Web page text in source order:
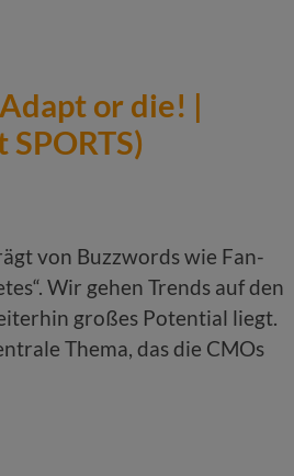
or die! |
von Buzzwords wie Fan-
Wir gehen Trends auf den
großes Potential liegt.
Thema, das die CMOs